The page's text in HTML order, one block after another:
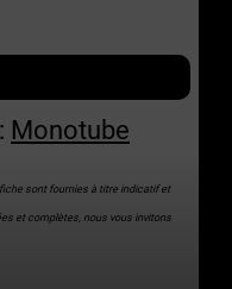
Monotube
sont fournies à titre indicatif et
et complètes, nous vous invitons